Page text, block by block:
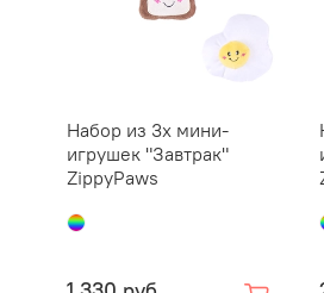
Набор из 3х мини-
игрушек "Завтрак"
ZippyPaws